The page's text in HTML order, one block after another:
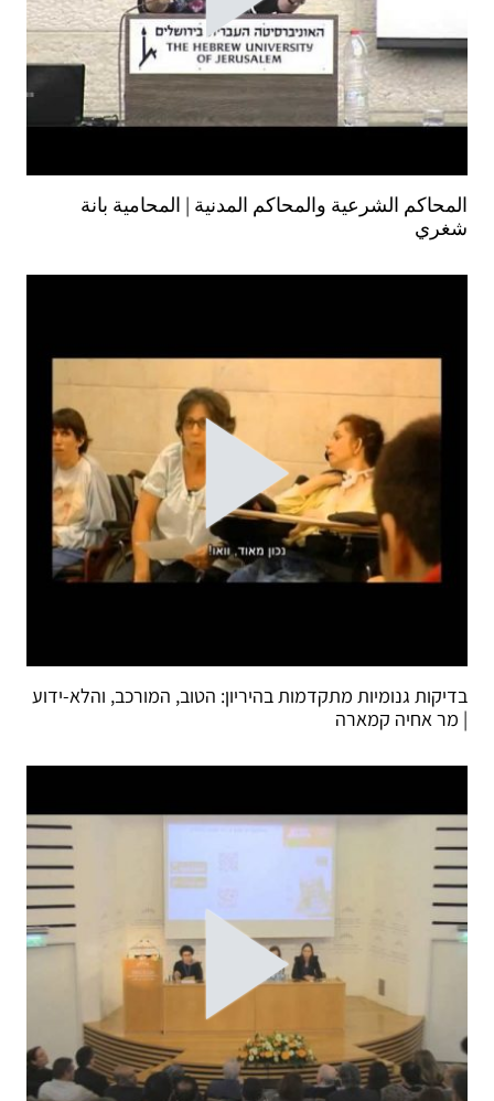
المحاكم الشرعية والمحاكم المدنية | المحامية بانة
شغري
בדיקות גנומיות מתקדמות בהיריון: הטוב, המורכב, והלא-ידוע
| מר אחיה קמארה